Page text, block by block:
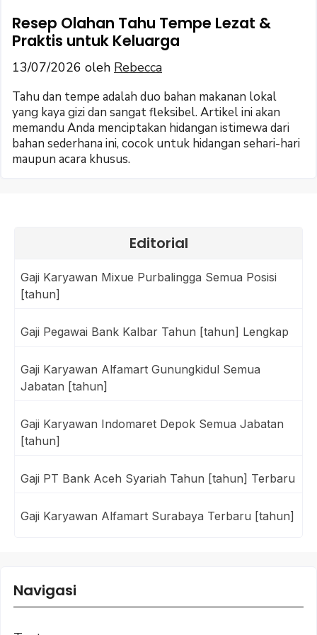
Resep Olahan Tahu Tempe Lezat &
Praktis untuk Keluarga
13/07/2026 oleh Rebecca
Tahu dan tempe adalah duo bahan makanan lokal
yang kaya gizi dan sangat fleksibel. Artikel ini akan
memandu Anda menciptakan hidangan istimewa dari
bahan sederhana ini, cocok untuk hidangan sehari-hari
maupun acara khusus.
Editorial
Gaji Karyawan Mixue Purbalingga Semua Posisi
[tahun]
Gaji Pegawai Bank Kalbar Tahun [tahun] Lengkap
Gaji Karyawan Alfamart Gunungkidul Semua
Jabatan [tahun]
Gaji Karyawan Indomaret Depok Semua Jabatan
[tahun]
Gaji PT Bank Aceh Syariah Tahun [tahun] Terbaru
Gaji Karyawan Alfamart Surabaya Terbaru [tahun]
Navigasi